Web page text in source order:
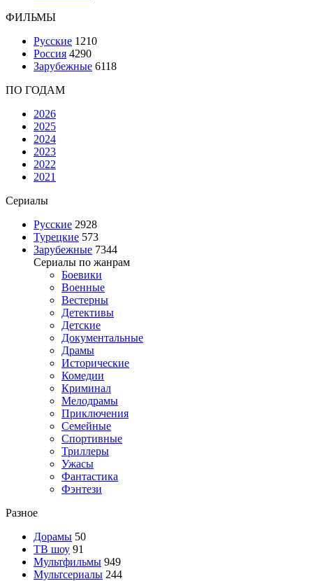
ФИЛЬМЫ
Русские 1210
Россия 4290
Зарубежные 6118
ПО ГОДАМ
2026
2025
2024
2023
2022
2021
Сериалы
Русские 2928
Турецкие 573
Зарубежные 7344
Сериалы по жанрам
Боевики
Военные
Вестерны
Детективы
Детские
Документальные
Драмы
Исторические
Комедии
Криминал
Мелодрамы
Приключения
Семейные
Спортивные
Триллеры
Ужасы
Фантастика
Фэнтези
Разное
Дорамы 50
ТВ шоу 91
Мультфильмы 949
Мультсериалы 244